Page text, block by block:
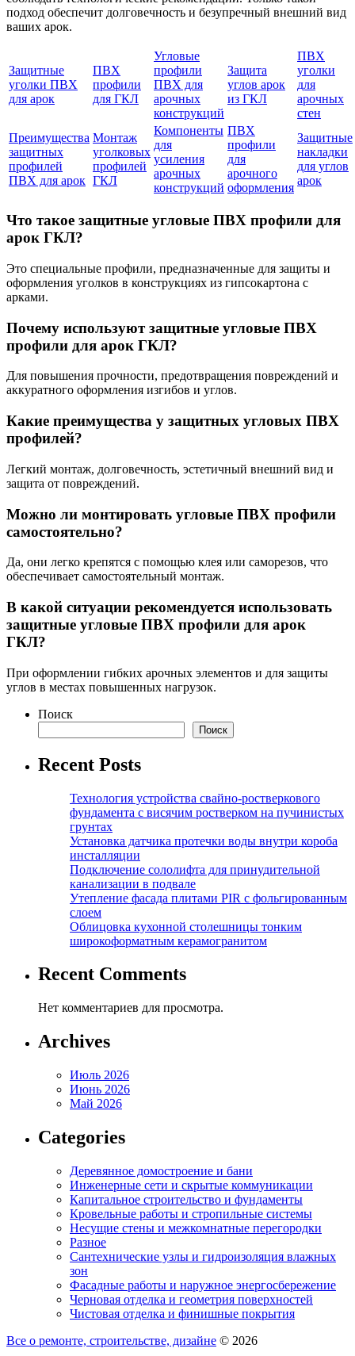
подход обеспечит долговечность и безупречный внешний вид
ваших арок.
Защитные
уголки ПВХ
для арок
ПВХ
профили
для ГКЛ
Угловые
профили
ПВХ для
арочных
конструкций
Защита
углов арок
из ГКЛ
ПВХ
уголки
для
арочных
стен
Преимущества
защитных
профилей
ПВХ для арок
Монтаж
уголковых
профилей
ГКЛ
Компоненты
для
усиления
арочных
конструкций
ПВХ
профили
для
арочного
оформления
Защитные
накладки
для углов
арок
Что такое защитные угловые ПВХ профили для
арок ГКЛ?
Это специальные профили, предназначенные для защиты и
оформления уголков в конструкциях из гипсокартона с
арками.
Почему используют защитные угловые ПВХ
профили для арок ГКЛ?
Для повышения прочности, предотвращения повреждений и
аккуратного оформления изгибов и углов.
Какие преимущества у защитных угловых ПВХ
профилей?
Легкий монтаж, долговечность, эстетичный внешний вид и
защита от повреждений.
Можно ли монтировать угловые ПВХ профили
самостоятельно?
Да, они легко крепятся с помощью клея или саморезов, что
обеспечивает самостоятельный монтаж.
В какой ситуации рекомендуется использовать
защитные угловые ПВХ профили для арок
ГКЛ?
При оформлении гибких арочных элементов и для защиты
углов в местах повышенных нагрузок.
Поиск
Поиск
Recent Posts
Технология устройства свайно-ростверкового
фундамента с висячим ростверком на пучинистых
грунтах
Установка датчика протечки воды внутри короба
инсталляции
Подключение сололифта для принудительной
канализации в подвале
Утепление фасада плитами PIR с фольгированным
слоем
Облицовка кухонной столешницы тонким
широкоформатным керамогранитом
Recent Comments
Нет комментариев для просмотра.
Archives
Июль 2026
Июнь 2026
Май 2026
Categories
Деревянное домостроение и бани
Инженерные сети и скрытые коммуникации
Капитальное строительство и фундаменты
Кровельные работы и стропильные системы
Несущие стены и межкомнатные перегородки
Разное
Сантехнические узлы и гидроизоляция влажных
зон
Фасадные работы и наружное энергосбережение
Черновая отделка и геометрия поверхностей
Чистовая отделка и финишные покрытия
Все о ремонте, строительстве, дизайне © 2026